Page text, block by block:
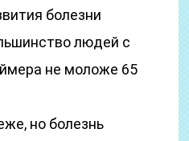
болезни
людей с
не моложе 65
но болезнь